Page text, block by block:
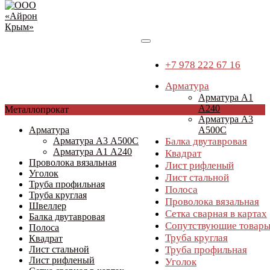
Перейти
содержимому
+7 978 222 67 16
Арматура
Арматура А1
А240
Арматура А3
А500С
Балка двутавровая
Квадрат
Лист рифленый
Лист стальной
Полоса
Проволока вязальная
Сетка сварная в картах
Сопутствующие товары
Труба круглая
Труба профильная
Уголок
Металлопрокат
Арматура
Арматура А3 А500С
Арматура А1 А240
Проволока вязальная
Уголок
Труба профильная
Труба круглая
Швеллер
Балка двутавровая
Полоса
Квадрат
Лист стальной
Лист рифленый